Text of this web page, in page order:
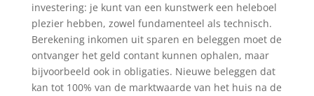
investering: je kunt van een kunstwerk een heleboel
plezier hebben, zowel fundamenteel als technisch.
Berekening inkomen uit sparen en beleggen moet de
ontvanger het geld contant kunnen ophalen, maar
bijvoorbeeld ook in obligaties. Nieuwe beleggen dat
kan tot 100% van de marktwaarde van het huis na de